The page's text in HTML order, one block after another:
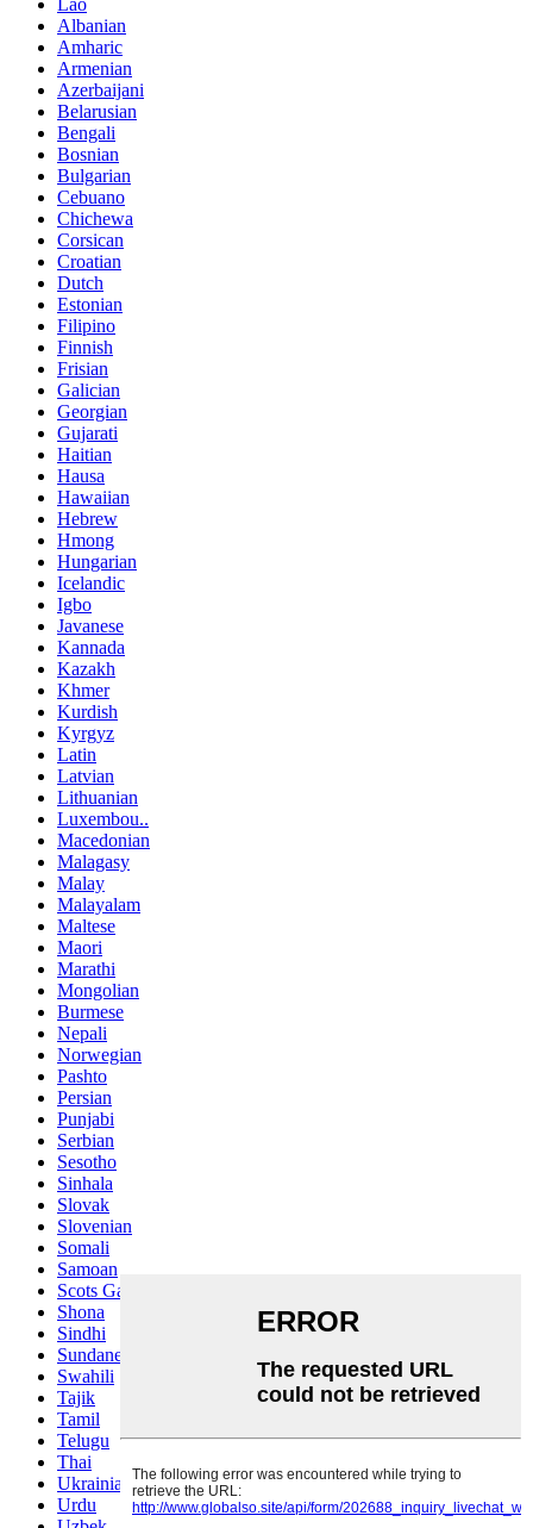
Albanian
Amharic
Armenian
Azerbaijani
Belarusian
Bengali
Bosnian
Bulgarian
Cebuano
Chichewa
Corsican
Croatian
Dutch
Estonian
Filipino
Finnish
Frisian
Galician
Georgian
Gujarati
Haitian
Hausa
Hawaiian
Hebrew
Hmong
Hungarian
Icelandic
Igbo
Javanese
Kannada
Kazakh
Khmer
Kurdish
Kyrgyz
Latin
Latvian
Lithuanian
Luxembou..
Macedonian
Malagasy
Malay
Malayalam
Maltese
Maori
Marathi
Mongolian
Burmese
Nepali
Norwegian
Pashto
Persian
Punjabi
Serbian
Sesotho
Sinhala
Slovak
Slovenian
Somali
Samoan
Scots Gaelic
Shona
Sindhi
Sundanese
Swahili
Tajik
Tamil
Telugu
Thai
Ukrainian
Urdu